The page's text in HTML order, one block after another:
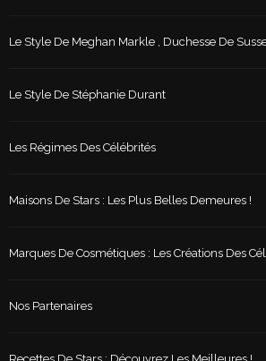
Le Style De Meghan Markle , Duchesse De
Le Style De Stéphanie Durant
Les Régimes Des Célébrités
Maisons De Stars : Les Plus Belles Demeures !
Marques De Cosmétiques : Les Créations Des
Nos Partenaires